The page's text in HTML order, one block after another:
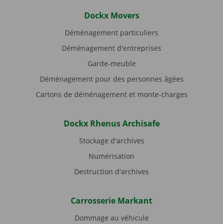
Dockx Movers
Déménagement particuliers
Déménagement d'entreprises
Garde-meuble
Déménagement pour des personnes âgées
Cartons de déménagement et monte-charges
Dockx Rhenus Archisafe
Stockage d'archives
Numérisation
Destruction d'archives
Carrosserie Markant
Dommage au véhicule